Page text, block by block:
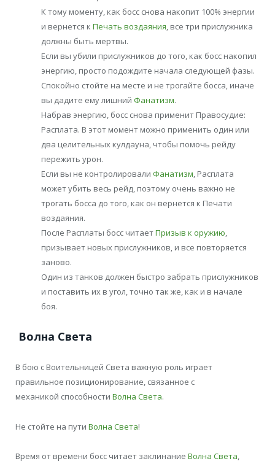
К тому моменту, как босс снова накопит 100% энергии
и вернется к Печать воздаяния, все три прислужника
должны быть мертвы.
Если вы убили прислужников до того, как босс накопил
энергию, просто подождите начала следующей фазы.
Спокойно стойте на месте и не трогайте босса, иначе
вы дадите ему лишний Фанатизм.
Набрав энергию, босс снова применит Правосудие:
Расплата. В этот момент можно применить один или
два целительных кулдауна, чтобы помочь рейду
пережить урон.
Если вы не контролировали Фанатизм, Расплата
может убить весь рейд, поэтому очень важно не
трогать босса до того, как он вернется к Печати
воздаяния.
После Расплаты босс читаетПризыв к оружию,
призывает новых прислужников, и все повторяется
заново.
Один из танков должен быстро забрать прислужников
и поставить их в угол, точно так же, как и в начале
боя.
Волна Света
В бою с Воительницей Света важную роль играет
правильное позиционирование, связанное с
механикой способности Волна Света.
Не стойте на пути Волна Света!
Время от времени босс читает заклинание Волна Света,